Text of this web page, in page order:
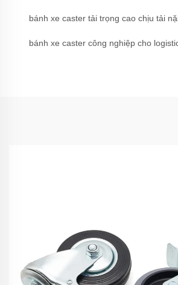
bánh xe caster tải trọng cao chịu tải
bánh xe caster công nghiệp cho